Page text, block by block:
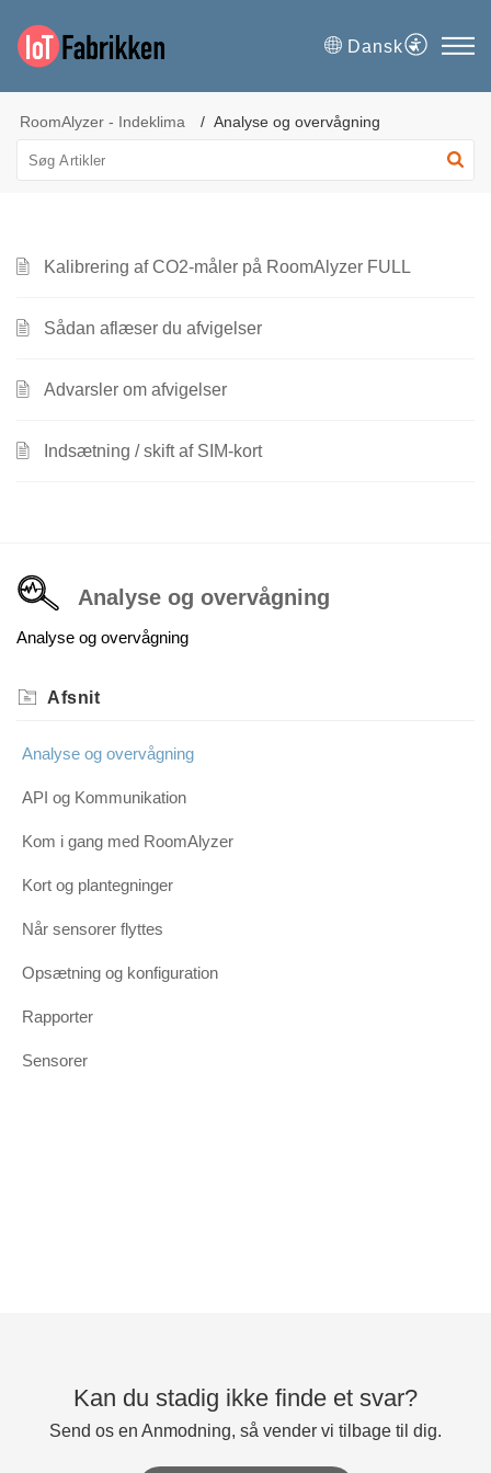
Dansk
RoomAlyzer - Indeklima Analyse og overvågning
Kalibrering af CO2-måler på RoomAlyzer FULL
Sådan aflæser du afvigelser
Advarsler om afvigelser
Indsætning / skift af SIM-kort
Analyse og overvågning
Analyse og overvågning
Afsnit
Analyse og overvågning
API og Kommunikation
Kom i gang med RoomAlyzer
Kort og plantegninger
Når sensorer flyttes
Opsætning og konfiguration
Rapporter
Sensorer
Kan du stadig ikke finde et svar?
Send os en Anmodning, så vender vi tilbage til dig.